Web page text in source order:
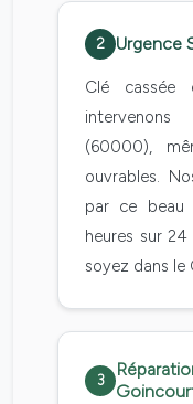
2 Urgence
Clé cassée
(60000),
ouvrables.
par ce beau
heures sur
soyez dans le
3